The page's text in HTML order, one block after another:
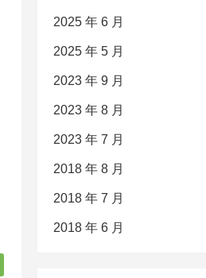
2025 年 6 月
2025 年 5 月
2023 年 9 月
2023 年 8 月
2023 年 7 月
2018 年 8 月
2018 年 7 月
2018 年 6 月